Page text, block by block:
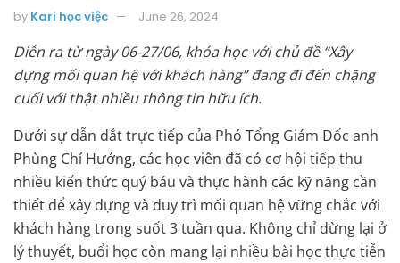
by Kari học việc June 26, 2024
Diễn ra từ ngày 06-27/06, khóa học với chủ đề “Xây
dựng mối quan hệ với khách hàng” đang đi đến chặng
cuối với thật nhiều thông tin hữu ích.
Dưới sự dẫn dắt trực tiếp của Phó Tổng Giám Đốc anh
Phùng Chí Hướng, các học viên đã có cơ hội tiếp thu
nhiều kiến thức quý báu và thực hành các kỹ năng cần
thiết để xây dựng và duy trì mối quan hệ vững chắc với
khách hàng trong suốt 3 tuần qua. Không chỉ dừng lại ở
lý thuyết, buổi học còn mang lại nhiều bài học thực tiễn